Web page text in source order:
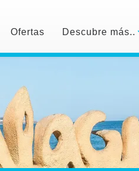
Ofertas Descubre más..